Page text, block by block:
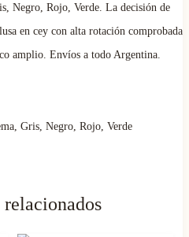
Negro, Rojo, Verde. La decisión de
en cey con alta rotación comprobada
amplio. Envíos a todo Argentina.
Gris, Negro, Rojo, Verde